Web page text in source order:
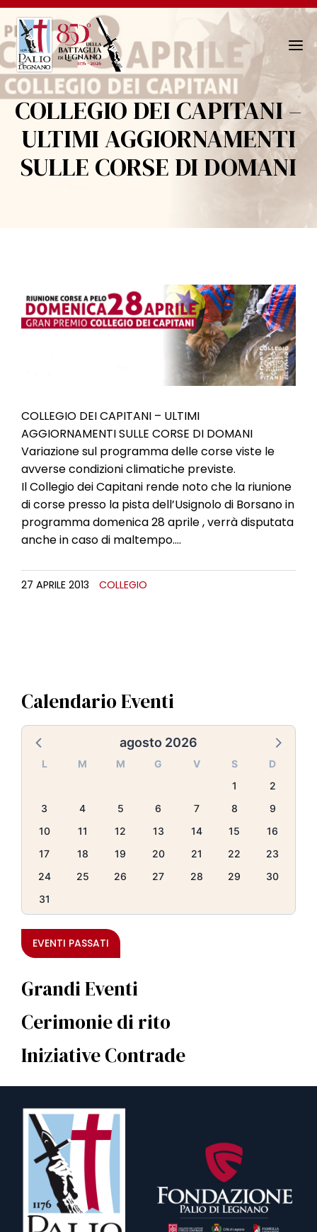
N
v
a
e
COLLEGIO DEI CAPITANI –
ULTIMI AGGIORNAMENTI
SULLE CORSE DI DOMANI
COLLEGIO DEI CAPITANI – ULTIMI
AGGIORNAMENTI SULLE CORSE DI DOMANI
Variazione sul programma delle corse viste le
avverse condizioni climatiche previste.
Il Collegio dei Capitani rende noto che la riunione
di corse presso la pista dell’Usignolo di Borsano in
programma domenica 28 aprile , verrà disputata
anche in caso di maltempo….
27 APRILE 2013 COLLEGIO
Calendario Eventi
agosto 2026
L M M G V S
D
1
2
3
4 5 6 7 8
9
10
11 12 13 14 15
16
17
18 19 20 21 22
23
24
25 26 27 28 29
30
31
EVENTI PASSATI
Grandi Eventi
Cerimonie di rito
Iniziative Contrade